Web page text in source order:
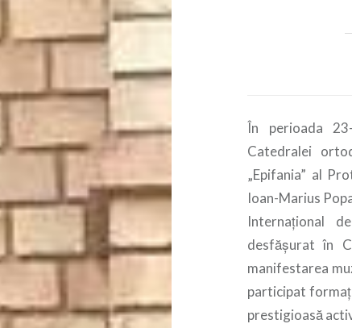
În perioada
Catedralei
„Epifania” al
Ioan-Marius
Internaţional
desfăşurat în
manifestarea
participat
prestigioasă